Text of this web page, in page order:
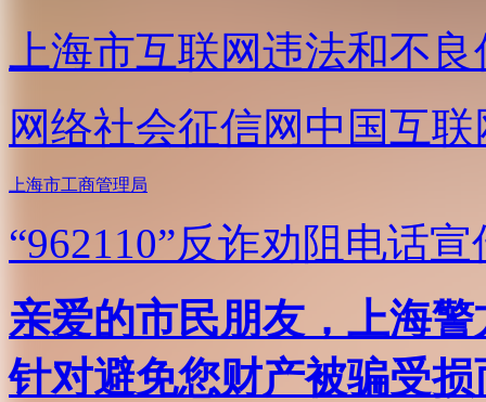
上海市互联网违法和不
网络社会征信网 中国互
上海市工商管理局
“962110”反诈劝阻电话宣
亲爱的市民朋友，上海
针对避免您财产被骗受